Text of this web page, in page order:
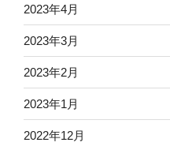
2023年4月
2023年3月
2023年2月
2023年1月
2022年12月